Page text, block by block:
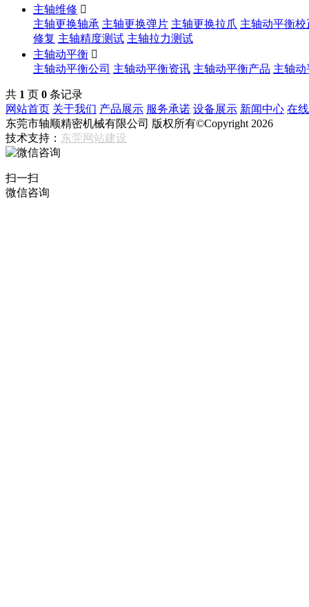
主轴维修 
主轴更换轴承 主轴更换弹片 主轴更换拉爪 主轴动平衡校
修复 主轴精度测试 主轴拉力测试
主轴动平衡 
主轴动平衡公司 主轴动平衡资讯 主轴动平衡产品 主轴
共 1 页 0 条记录
网站首页 关于我们 产品展示 服务承诺 设备展示 新闻中心 在
东莞市轴顺精密机械有限公司 版权所有©Copyright 2026
技术支持： 东莞网站建设
扫一扫
微信咨询